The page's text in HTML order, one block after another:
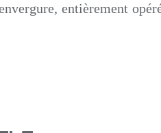
entièrement